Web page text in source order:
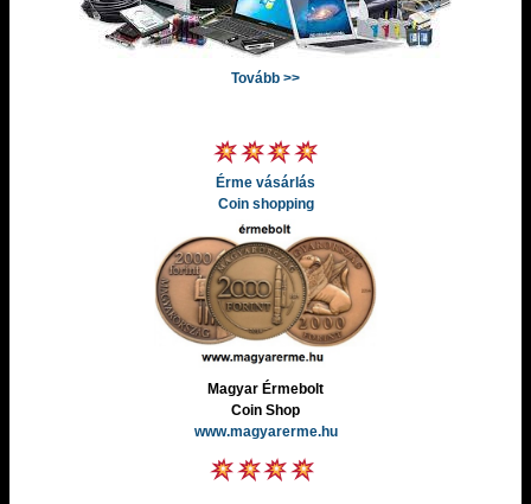
Tovább >>
Érme vásárlás
Coin shopping
Magyar Érmebolt
Coin Shop
www.magyarerme.hu